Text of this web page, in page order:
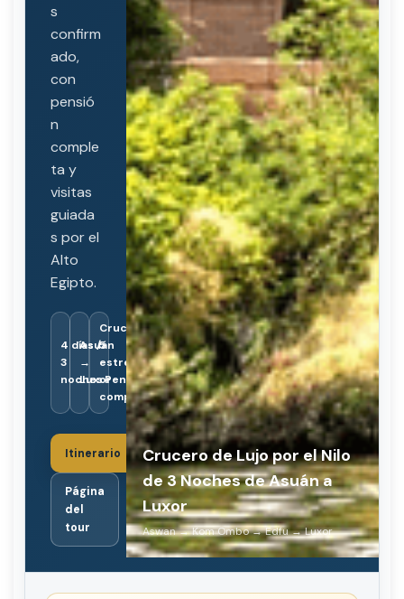
s
confirm
ado,
con
pensió
n
comple
ta y
visitas
guiada
s por el
Alto
Egipto.
4 días /
3
noches
Asuán
→
Luxor
Crucero
5
estrellas
· Pensión
completa
Itinerario
Página
del
tour
Crucero de Lujo por el Nilo
de 3 Noches de Asuán a
Luxor
Aswan → Kom Ombo → Edfu → Luxor